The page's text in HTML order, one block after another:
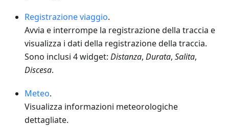
Registrazione viaggio.
Avvia e interrompe la registrazione della traccia e
visualizza i dati della registrazione della traccia.
Sono inclusi 4 widget: Distanza, Durata, Salita,
Discesa.
Meteo.
Visualizza informazioni meteorologiche
dettagliate.